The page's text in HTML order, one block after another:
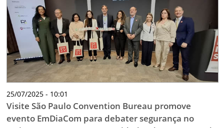
25/07/2025 - 10:01
Visite São Paulo Convention Bureau promove
evento EmDiaCom para debater segurança no